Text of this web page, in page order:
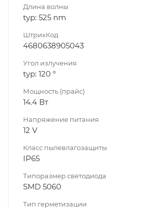
Длина волны
typ: 525 nm
ШтрихКод
4680638905043
Угол излучения
typ: 120 °
Мощность (прайс)
14.4 Вт
Напряжение питания
12 V
Класс пылевлагозащиты
IP65
Типоразмер светодиода
SMD 5060
Тип герметизации